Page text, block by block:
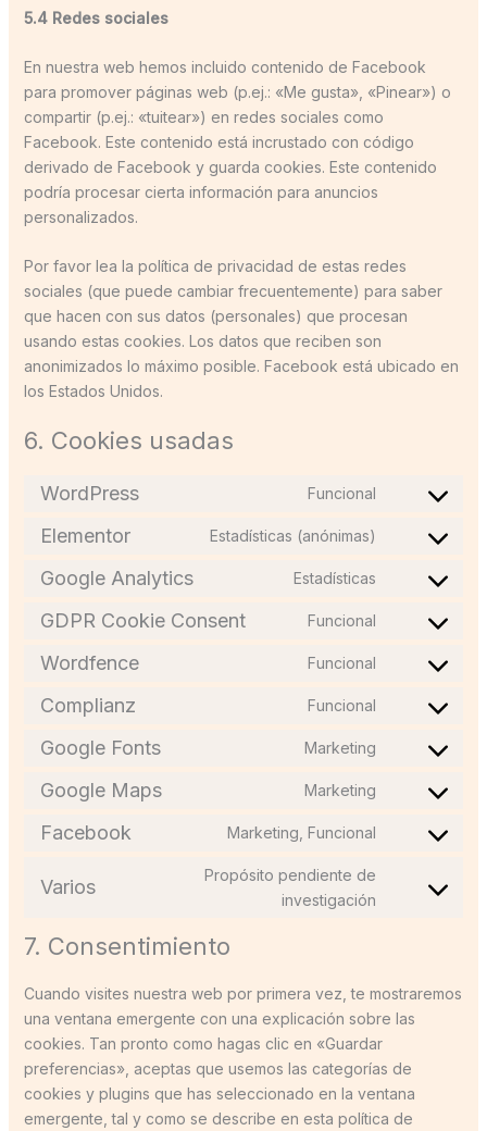
5.4 Redes sociales
En nuestra web hemos incluido contenido de Facebook
para promover páginas web (p.ej.: «Me gusta», «Pinear») o
compartir (p.ej.: «tuitear») en redes sociales como
Facebook. Este contenido está incrustado con código
derivado de Facebook y guarda cookies. Este contenido
podría procesar cierta información para anuncios
personalizados.
Por favor lea la política de privacidad de estas redes
sociales (que puede cambiar frecuentemente) para saber
que hacen con sus datos (personales) que procesan
usando estas cookies. Los datos que reciben son
anonimizados lo máximo posible. Facebook está ubicado en
los Estados Unidos.
6. Cookies usadas
WordPress Funcional
Elementor Estadísticas (anónimas)
Google Analytics Estadísticas
GDPR Cookie Consent Funcional
Wordfence Funcional
Complianz Funcional
Google Fonts Marketing
Google Maps Marketing
Facebook Marketing, Funcional
Varios
Propósito pendiente de
investigación
7. Consentimiento
Cuando visites nuestra web por primera vez, te mostraremos
una ventana emergente con una explicación sobre las
cookies. Tan pronto como hagas clic en «Guardar
preferencias», aceptas que usemos las categorías de
cookies y plugins que has seleccionado en la ventana
emergente, tal y como se describe en esta política de